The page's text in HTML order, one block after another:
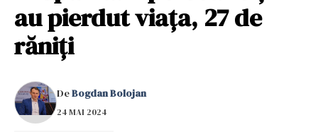
au pierdut viața, 27 de
răniți
DeBogdan Bolojan
24 MAI 2024